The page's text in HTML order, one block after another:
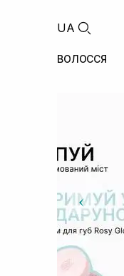
UA
ВОЛОССЯ